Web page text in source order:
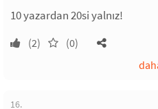
10 yazardan 20si yalnız!
(2) (0)
16.